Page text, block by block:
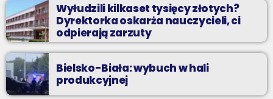
Wyłudzili kilkaset tysięcy złotych?
Dyrektorka oskarża nauczycieli, ci
odpierają zarzuty
Bielsko-Biała: wybuch w hali
produkcyjnej